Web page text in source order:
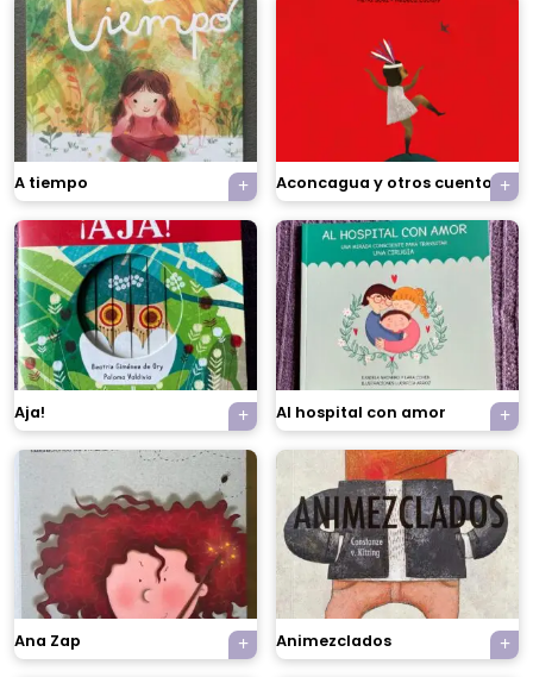
A tiempo Aconcagua y otros cuentos
Aja! Al hospital con amor
Ana Zap Animezclados